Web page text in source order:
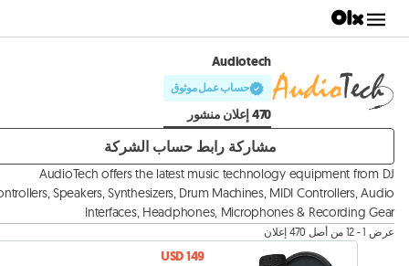
Audiotech
حساب عمل موثوق
470 إعلان منشور
مشاركة رابط حساب الشركة
AudioTech offers the latest music technology equipment from DJ
Speakers, Synthesizers, Drum Machines, MIDI Controllers, Audio
Interfaces, Headphones, Microphones & Recording Gear
عرض 1 - 12 من أصل 470 إعلان
USD 149